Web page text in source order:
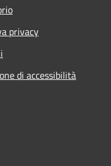
privacy
di accessibilità